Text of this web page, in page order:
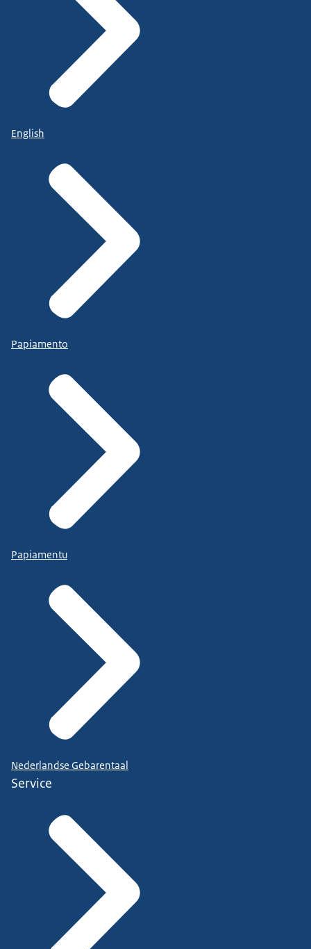
English
Papiamento
Papiamentu
Nederlandse Gebarentaal
Service